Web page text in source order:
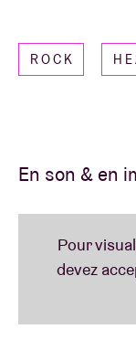
dans presque
après avoir mis
début 2022 !
ROCK
En son & en